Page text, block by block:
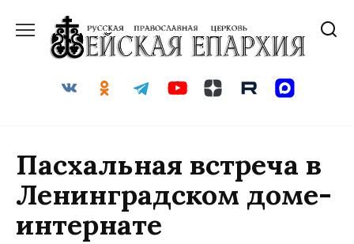
содержанию
Пасхальная встреча в
Ленинградском доме-
интернате